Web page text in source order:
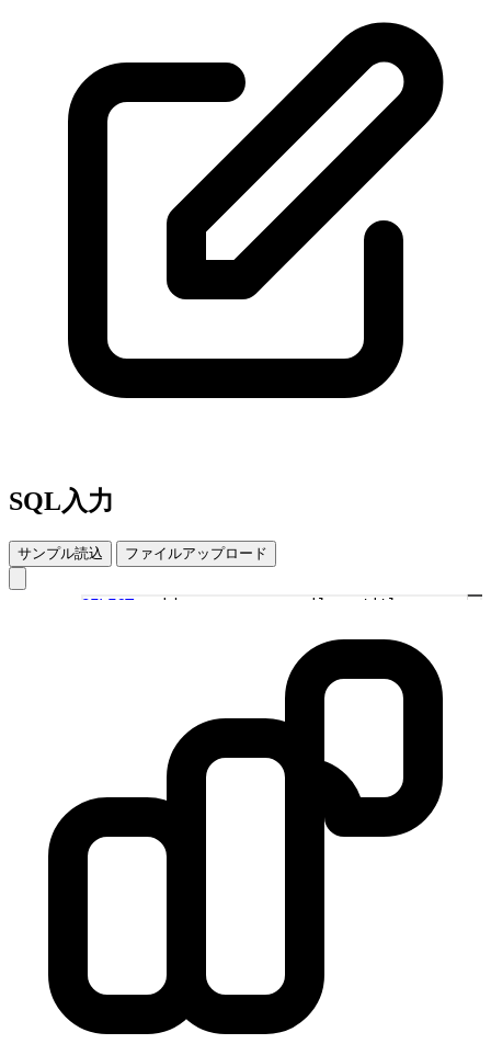
SQL入力
サンプル読込 ファイルアップロード
SELECTu.id, u.name, u.email, p.title